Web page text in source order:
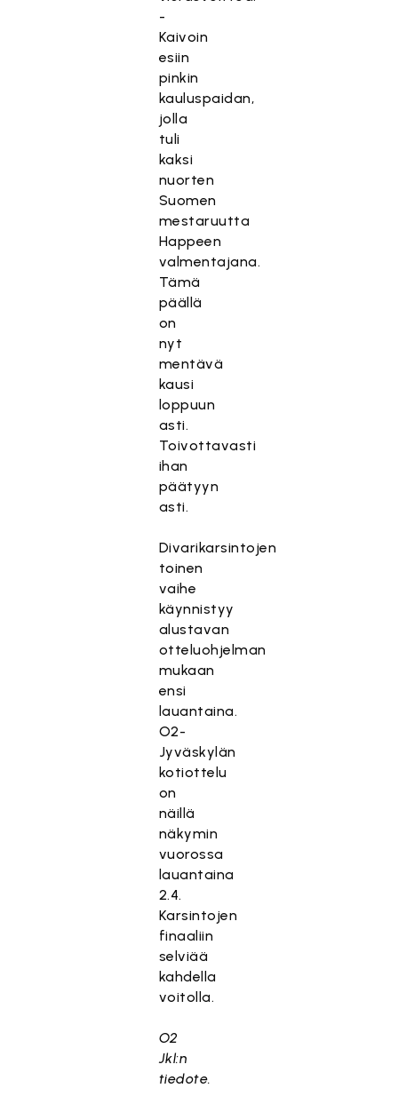
-
Kaivoin
esiin
pinkin
kauluspaidan,
jolla
tuli
kaksi
nuorten
Suomen
mestaruutta
Happeen
valmentajana.
Tämä
päällä
on
nyt
mentävä
kausi
loppuun
asti.
Toivottavasti
ihan
päätyyn
asti.
Divarikarsintojen
toinen
vaihe
käynnistyy
alustavan
otteluohjelman
mukaan
ensi
lauantaina.
O2-
Jyväskylän
kotiottelu
on
näillä
näkymin
vuorossa
lauantaina
2.4.
Karsintojen
finaaliin
selviää
kahdella
voitolla.
O2
Jkl:n
tiedote.